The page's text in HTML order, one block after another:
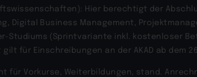
Hier berechtigt der
Digital Business Management,
Studiums (Sprintvariante inkl. kostenloser
für Einschreibungen an der AKAD ab dem
für Vorkurse, Weiterbildungen, stand.